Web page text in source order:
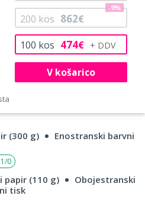
100 kos 474€
200 kos 862€
-9%
V košarico
(300 g)
Enostranski barvni
0
papir (110 g)
Obojestranski
tisk